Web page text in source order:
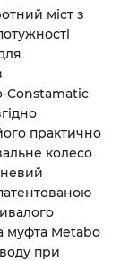
міст з
Constamatic
практично
колесо
муфта Metabo
при